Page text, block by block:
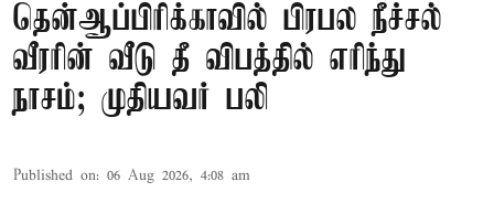
தென்ஆப்பிரிக்காவில் பிரபல நீச்சல்
வீரரின் வீடு தீ விபத்தில் எரிந்து
நாசம்; முதியவர் பலி
Published on: 06 Aug 2026, 4:08 am